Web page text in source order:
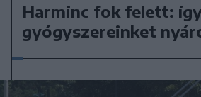
Harminc fok felett:
gyógyszereinket